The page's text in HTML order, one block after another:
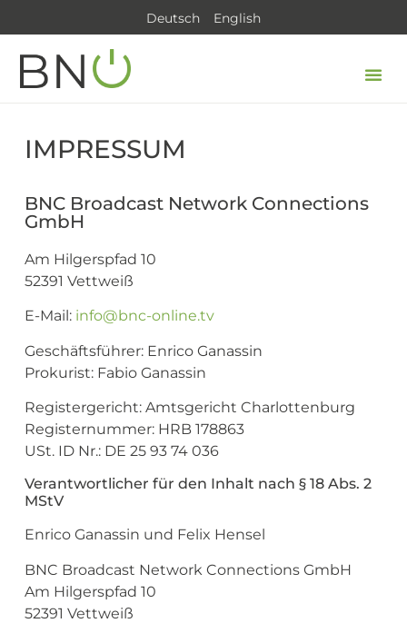
Deutsch English
IMPRESSUM
BNC Broadcast Network Connections
GmbH
Am Hilgerspfad 10
52391 Vettweiß
E-Mail: info@bnc-online.tv
Geschäftsführer: Enrico Ganassin
Prokurist: Fabio Ganassin
Registergericht: Amtsgericht Charlottenburg
Registernummer: HRB 178863
USt. ID Nr.: DE 25 93 74 036
Verantwortlicher für den Inhalt nach § 18 Abs. 2
MStV
Enrico Ganassin und Felix Hensel
BNC Broadcast Network Connections GmbH
Am Hilgerspfad 10
52391 Vettweiß